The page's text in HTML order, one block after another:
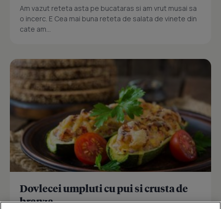
Am vazut reteta asta pe bucataras si am vrut musai sa
o incerc. E Cea mai buna reteta de salata de vinete din
cate am...
Dovlecei umpluti cu pui si crusta de
branza